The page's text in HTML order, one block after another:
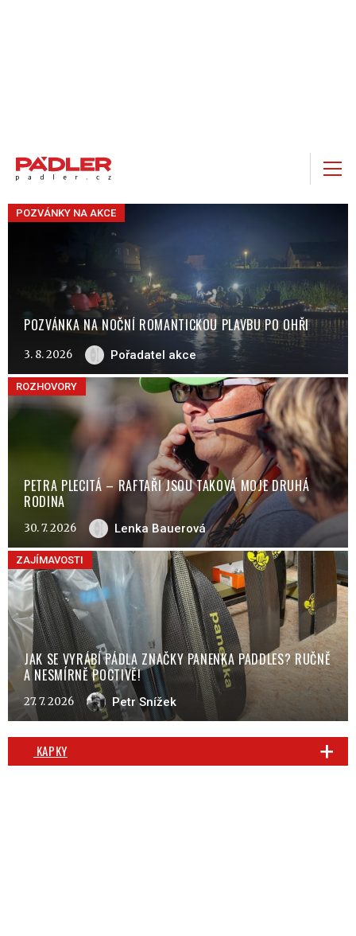
POZVÁNKY NA AKCE
POZVÁNKA NA NOČNÍ ROMANTICKOU PLAVBU PO OHŘI
3. 8. 2026 Pořadatel akce
ROZHOVORY
PETRA PLECITÁ – RAFTAŘI JSOU TAKOVÁ MOJE DRUHÁ
RODINA
30. 7. 2026 Lenka Bauerová
ZAJÍMAVOSTI
JAK SE VYRÁBÍ PÁDLA ZNAČKY PANENKA PADDLES? RUČNĚ
A NESMÍRNĚ POCTIVĚ!
27. 7. 2026 Petr Snížek
KAPKY